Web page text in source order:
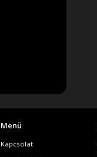
Menü
Kapcsolat